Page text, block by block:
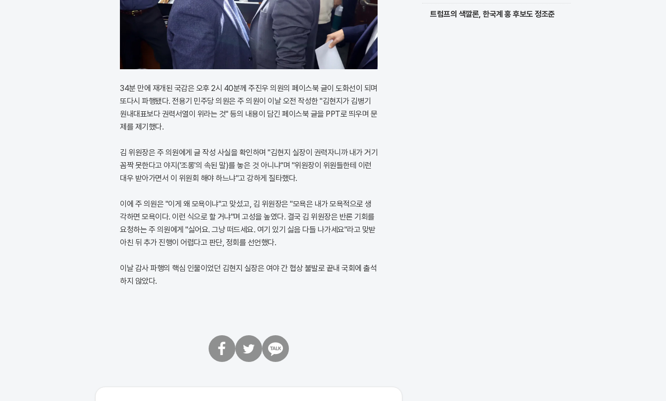
34분 만에 재개된 국감은 오후 2시 40분께 주진우 의원의 페이스북 글이 도화선이 되며
또다시 파행됐다. 전용기 민주당 의원은 주 의원이 이날 오전 작성한 "김현지가 김병기
원내대표보다 권력서열이 위라는 것" 등의 내용이 담긴 페이스북 글을 PPT로 띄우며 문
제를 제기했다.
김 위원장은 주 의원에게 글 작성 사실을 확인하며 "김현지 실장이 권력자니까 내가 거기
꼼짝 못한다고 야지('조롱'의 속된 말)를 놓은 것 아니냐"며 "위원장이 위원들한테 이런
대우 받아가면서 이 위원회 해야 하느냐"고 강하게 질타했다.
이에 주 의원은 "이게 왜 모욕이냐"고 맞섰고, 김 위원장은 "모욕은 내가 모욕적으로 생
각하면 모욕이다. 이런 식으로 할 거냐"며 고성을 높였다. 결국 김 위원장은 반론 기회를
요청하는 주 의원에게 "싫어요. 그냥 떠드세요. 여기 있기 싫음 다들 나가세요"라고 맞받
아친 뒤 추가 진행이 어렵다고 판단, 정회를 선언했다.
이날 감사 파행의 핵심 인물이었던 김현지 실장은 여야 간 협상 불발로 끝내 국회에 출석
하지 않았다.
북
톡
트럼프의 색깔론, 한국계 홍 후보도 정조준